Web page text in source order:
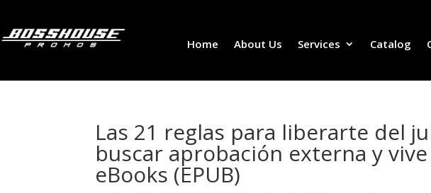
Home About Us Services Catalog
Las 21 reglas para liberarte del
buscar aprobación externa y
eBooks (EPUB)